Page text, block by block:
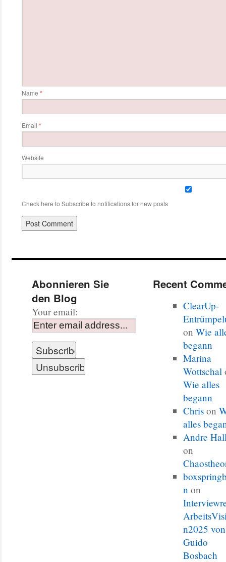
Name *
Email *
Website
Check here to Subscribe to notifications for new posts
Abonnieren Sie
den Blog
Your email:
Recent
ClearUp-
onWie
begann
Marina
Wottschal
Wie alles
begann
Chris on
alles
Andre
on
n on
n2025 von
Guido
Bosbach